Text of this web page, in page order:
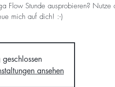
Flow Stunde ausprobieren? Nutze
mich auf dich! :-)
ansehen